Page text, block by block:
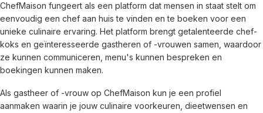
ChefMaison fungeert als een platform dat mensen in staat stelt om
eenvoudig een chef aan huis te vinden en te boeken voor een
unieke culinaire ervaring. Het platform brengt getalenteerde chef-
koks en geïnteresseerde gastheren of -vrouwen samen, waardoor
ze kunnen communiceren, menu's kunnen bespreken en
boekingen kunnen maken.
Als gastheer of -vrouw op ChefMaison kun je een profiel
aanmaken waarin je jouw culinaire voorkeuren, dieetwensen en